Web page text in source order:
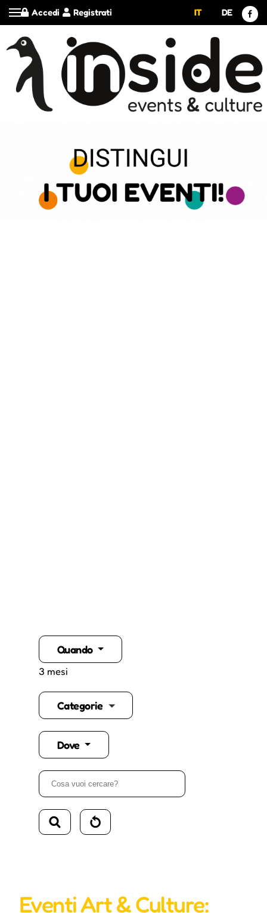
Registrati
Accedi IT DE
Quando
3 mesi
Categorie
Dove
Eventi Art & Culture: